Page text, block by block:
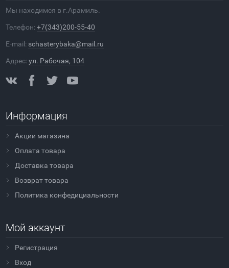
Мы находимся в г.Арамиль.
Телефон:+7(343)200-55-40
E-mail: schasterybaka@mail.ru
Адрес:ул. Рабочая, 104
Информация
Акции магазина
Оплата товара
Доставка товара
Возврат товара
Политика конфедициальности
Мой аккаунт
Регистрация
Вход